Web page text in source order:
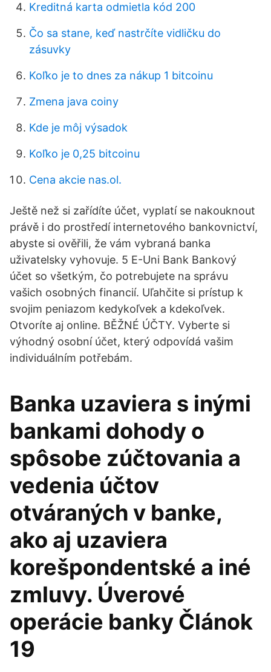
Kreditná karta odmietla kód 200
Čo sa stane, keď nastrčíte vidličku do
zásuvky
Koľko je to dnes za nákup 1 bitcoinu
Zmena java coiny
Kde je môj výsadok
Koľko je 0,25 bitcoinu
Cena akcie nas.ol.
Ještě než si zařídíte účet, vyplatí se nakouknout
právě i do prostředí internetového bankovnictví,
abyste si ověřili, že vám vybraná banka
uživatelsky vyhovuje. 5 Е-Uni Bank Bankový
účet so všetkým, čo potrebujete na správu
vašich osobných financií. Uľahčite si prístup k
svojim peniazom kedykoľvek a kdekoľvek.
Otvoríte aj online. BĚŽNÉ ÚČTY. Vyberte si
výhodný osobní účet, který odpovídá vašim
individuálním potřebám.
Banka uzaviera s inými
bankami dohody o
spôsobe zúčtovania a
vedenia účtov
otváraných v banke,
ako aj uzaviera
korešpondentské a iné
zmluvy. Úverové
operácie banky Článok
19